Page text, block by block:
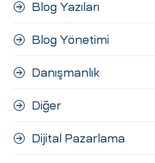
Blog Yazıları
Blog Yönetimi
Danışmanlık
Diğer
Dijital Pazarlama